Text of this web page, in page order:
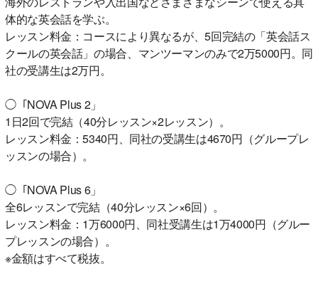
体的な英会話を学ぶ。
レッスン料金：コースにより異なるが、5回完結の「英会話ス
クールの英会話」の場合、マンツーマンのみで2万5000円。同
社の受講生は2万円。
◯「NOVA Plus 2」
1日2回で完結（40分レッスン×2レッスン）。
レッスン料金：5340円、同社の受講生は4670円（グループレ
ッスンの場合）。
◯「NOVA Plus 6」
全6レッスンで完結（40分レッスン×6回）。
レッスン料金：1万6000円、同社受講生は1万4000円（グルー
プレッスンの場合）。
※金額はすべて税抜。